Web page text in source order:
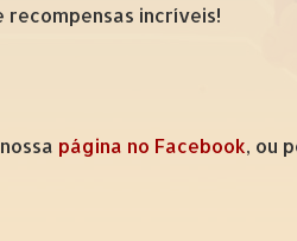
incríveis!
página no Facebook, ou